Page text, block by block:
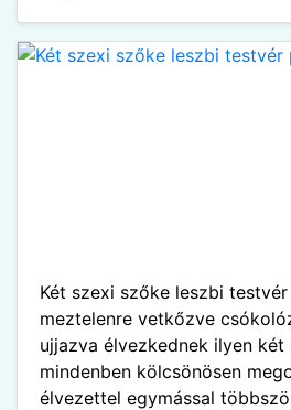
Két szexi szőke leszbi
meztelenre vetkőzve
ujjazva élvezkednek ilyen
mindenben kölcsönösen
élvezettel egymással